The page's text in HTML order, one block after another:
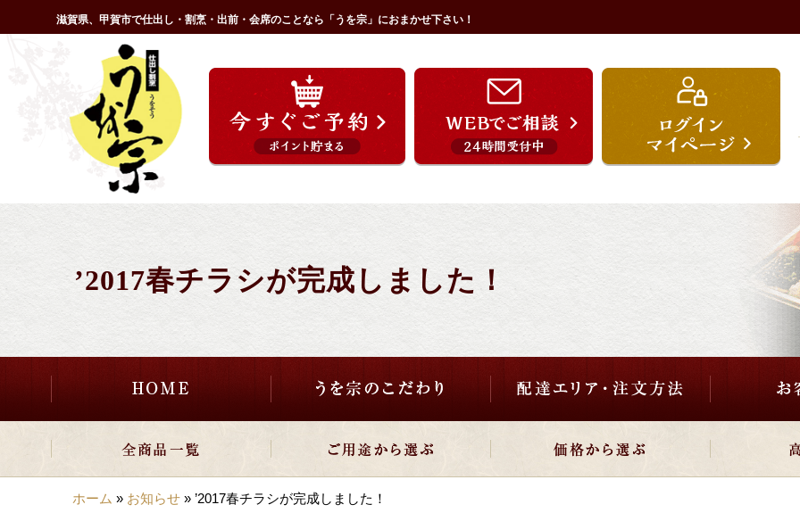
ン
滋賀県、甲賀市で仕出し・割烹・出前・会席のことなら「うを宗」におまかせ下さい！
’2017春チラシが完成しました！
HOME うを宗のこだわり 配達エリア・注文方法
ご用途から選ぶ 価格から選ぶ
ホーム » お知らせ » ’2017春チラシが完成しました！